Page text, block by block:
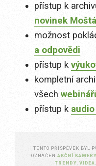
přístup k
novinek
možnost
a odpovědi
přístup k
kompletní
všech
přístup k
TENTO PŘÍSPĚVEK BYL
OZNAČENAKČNÍ KAMERY
TRENDY VIDEA